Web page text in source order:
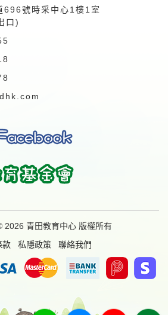
696號時采中心1樓1室
口)
2026 青田教育中心 版權所有
款
私隱政策 聯絡我們